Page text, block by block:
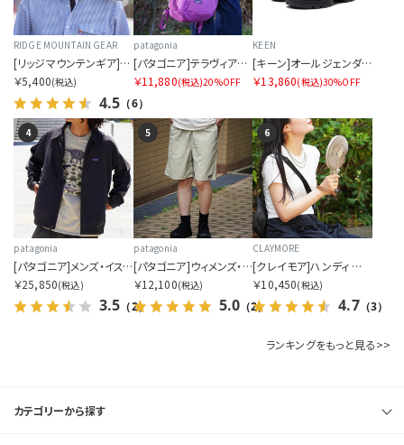
RIDGE MOUNTAIN GEAR
[リッジマウンテンギア]サンシェード 2026
￥5,400(税込)
4.5 （6）
patagonia
[パタゴニア]テラヴィア・トート・パック 24L
￥11,880(税込)20%OFF
KEEN
[キーン]オールジェンダー ユニーク PLT メリージェーン
￥13,860(税込)30%OFF
4
patagonia
[パタゴニア]メンズ・イスマス・アンラインド・ジャケット
￥25,850(税込)
3.5 （2）
5
patagonia
[パタゴニア]ウィメンズ・バギーズ・ロング
￥12,100(税込)
5.0 （2）
6
CLAYMORE
[クレイモア]ハンディ エー
￥10,450(税込)
4.7（3）
ランキングをもっと見る>>
カテゴリーから探す